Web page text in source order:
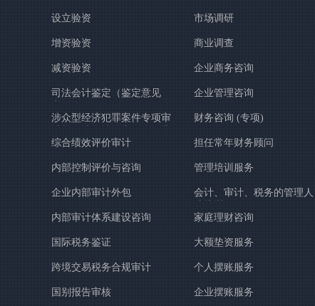
设立验资
增资验资
减资验资
司法会计鉴定（鉴定意见
书）
涉众型经济犯罪案件专项审
计与司法会计鉴定（含：非
法吸收公众存款、集资诈骗
等案件）
综合绩效评价审计
内部控制评价与咨询
企业内部审计外包
内部审计体系建设咨询
国际税务鉴证
跨境交易税务合规审计
国别报告审核
市场调研
商业调查
企业商务咨询
企业管理咨询
财务咨询 (专项)
担任常年财务顾问
管理培训服务
会计、审计、税务的管理人
才培训
家庭理财咨询
大额垫资服务
个人摆账服务
企业摆账服务